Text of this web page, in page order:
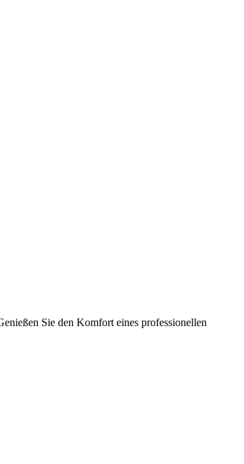
Sie den Komfort eines professionellen